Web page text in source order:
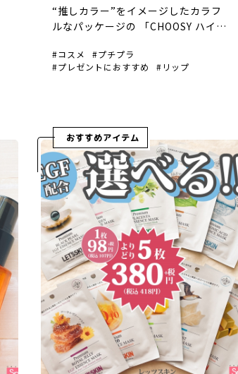
“推しカラー”をイメージしたカラフ
ルなパッケージの 「CHOOSY ハイド
した！ プチプラ150円+税（税込165
円） 保湿成分が含まれたぷるぷるの
コスメ
プチプラ
プレゼントにおすすめ
リップ
おすすめアイテム